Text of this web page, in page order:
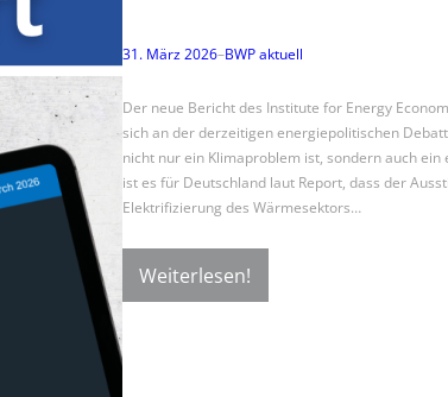
31. März 2026–BWP aktuell
Der neue Bericht des Institute for Energy
sich an der derzeitigen energiepolitischen
nicht nur ein Klimaproblem ist, sondern auch
ist es für Deutschland laut Report, dass der
Elektrifizierung des Wärmesektors…
Weiterlesen!